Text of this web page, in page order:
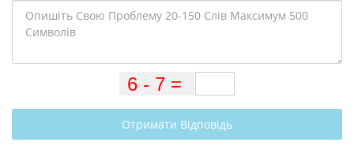
Отримати Відповідь